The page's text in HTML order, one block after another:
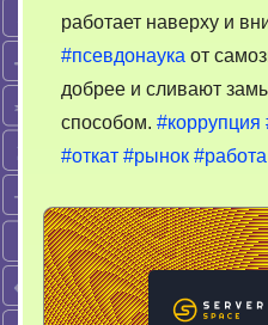
работает наверху и
#псевдонаука от
добрее и сливают
способом. #коррупция
#откат #рынок #работа